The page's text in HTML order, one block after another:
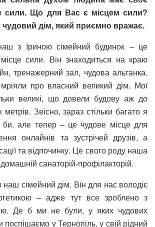
сили. Що для Вас є місцем сили?
дім, який приємно вражає.
з Іриною сімейний будинок – це
сили. Він знаходиться на краю
тренажерний зал, чудова альтанка.
про власний великий дім. Мої
великі, що довели будову аж до
Звісно, зараз стільки багато я
але тепер – це чудове місце для
онлайнів та зустрічей друзів, а
та відпочинку. Це свого роду наша
санаторій-профілакторій.
сімейний дім. Він для нас володіє
– адже тут все зроблено з
Де б ми не були, у яких чудових
у Тернопіль, у свій рідний